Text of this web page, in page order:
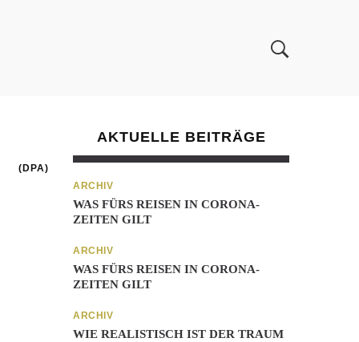
(DPA)
AKTUELLE BEITRÄGE
ARCHIV
WAS FÜRS REISEN IN CORONA-
ZEITEN GILT
ARCHIV
WAS FÜRS REISEN IN CORONA-
ZEITEN GILT
ARCHIV
WIE REALISTISCH IST DER TRAUM